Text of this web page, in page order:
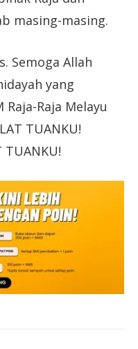
masing-masing.
Semoga Allah
yang
Raja Melayu
TUANKU!
TUANKU!